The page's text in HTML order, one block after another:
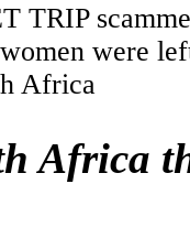
TRIP
were
Africa
Africa